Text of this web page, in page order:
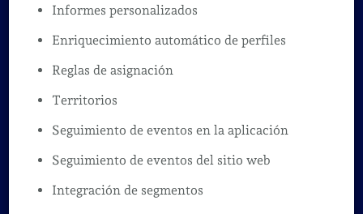
Informes personalizados
Enriquecimiento automático de perfiles
Reglas de asignación
Territorios
Seguimiento de eventos en la aplicación
Seguimiento de eventos del sitio web
Integración de segmentos